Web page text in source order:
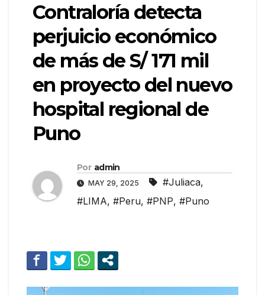
Contraloría detecta
perjuicio económico
de más de S/ 171 mil
en proyecto del nuevo
hospital regional de
Puno
Por admin
MAY 29, 2025 #Juliaca,
#LIMA, #Peru, #PNP, #Puno